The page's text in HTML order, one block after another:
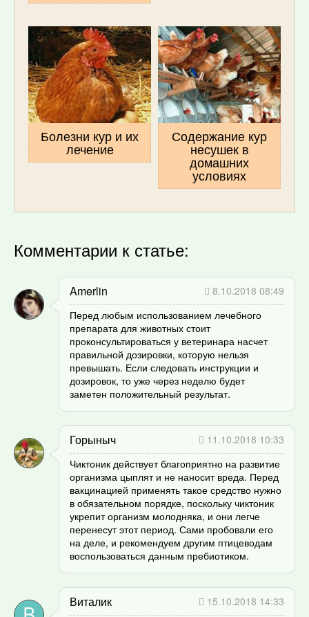
Болезни кур и их
лечение
Содержание кур
несушек в
домашних
условиях
Комментарии к статье:
Amerlin
8.10.2018 08:49
Перед любым использованием лечебного
препарата для животных стоит
проконсультироваться у ветеринара насчет
правильной дозировки, которую нельзя
превышать. Если следовать инструкции и
дозировок, то уже через неделю будет
заметен положительный результат.
Горыныч
11.10.2018 10:33
Чиктоник действует благоприятно на развитие
организма цыплят и не наносит вреда. Перед
вакцинацией применять такое средство нужно
в обязательном порядке, поскольку чиктоник
укрепит организм молодняка, и они легче
перенесут этот период. Сами пробовали его
на деле, и рекомендуем другим птицеводам
воспользоваться данным пребиотиком.
Виталик
15.10.2018 14:33